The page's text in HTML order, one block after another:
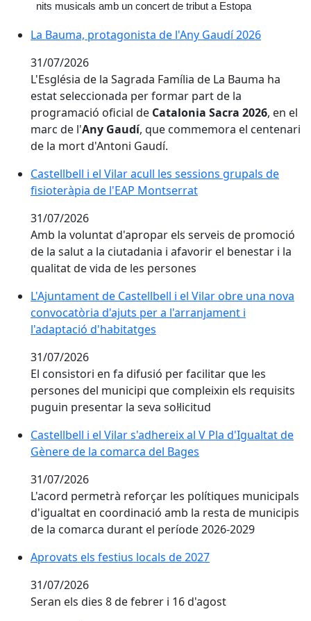
nits musicals amb un concert de tribut a Estopa
La Bauma, protagonista de l'Any Gaudí 2026
La Bauma, protagonista de l'Any Gaudí 2026
31/07/2026
L'Església de la Sagrada Família de La Bauma ha
estat seleccionada per formar part de la
programació oficial de Catalonia Sacra 2026, en el
marc de l'Any Gaudí, que commemora el centenari
de la mort d'Antoni Gaudí.
Castellbell i el Vilar acull les sessions grupals de
Castellbell i el Vilar acull les sessions grupals de
fisioteràpia de l'EAP Montserrat
31/07/2026
Amb la voluntat d'apropar els serveis de promoció
de la salut a la ciutadania i afavorir el benestar i la
qualitat de vida de les persones
L'Ajuntament de Castellbell i el Vilar obre una nova
L'Ajuntament de Castellbell i el Vilar obre una nova
convocatòria d'ajuts per a l'arranjament i
l'adaptació d'habitatges
31/07/2026
El consistori en fa difusió per facilitar que les
persones del municipi que compleixin els requisits
puguin presentar la seva sol·licitud
Castellbell i el Vilar s'adhereix al V Pla d'Igualtat de
Gènere de la comarca del Bages
31/07/2026
L'acord permetrà reforçar les polítiques municipals
d'igualtat en coordinació amb la resta de municipis
de la comarca durant el període 2026-2029
Aprovats els festius locals de 2027
31/07/2026
Seran els dies 8 de febrer i 16 d'agost